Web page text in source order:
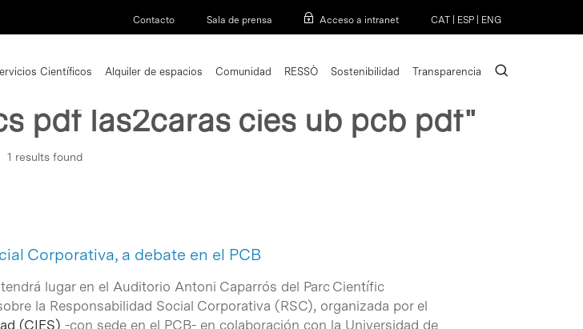
Contacto Sala de prensa Acceso a intranet CAT ESP ENG
Científicos Alquiler de espacios Comunidad RESSÒ Sostenibilidad Transparencia search
pdf las2caras cies ub pcb pdf"
1 results found
Corporativa, a debate en el PCB
lugar en el Auditorio Antoni Caparrós del Parc Científic
la Responsabilidad Social Corporativa (RSC), organizada por el
(CIES) -con sede en el PCB- en colaboración con la Universidad de